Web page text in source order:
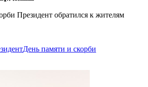
Президент обратился к жителям
День памяти и скорби